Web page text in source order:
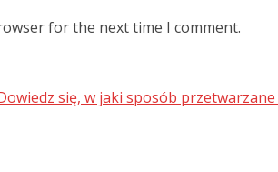
for the next time I comment.
się, w jaki sposób